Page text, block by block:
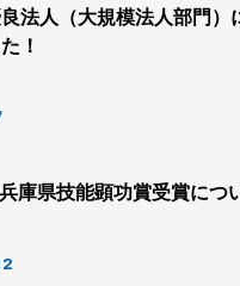
法人（大規模法人部門）
！
庫県技能顕功賞受賞につ